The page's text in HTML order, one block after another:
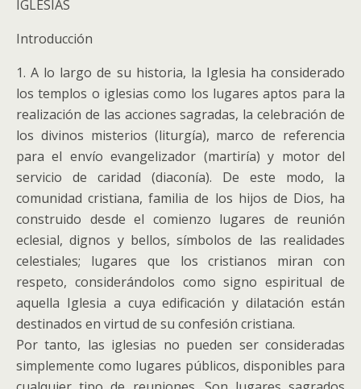
IGLESIAS
Introducción
1. A lo largo de su historia, la Iglesia ha considerado
los templos o iglesias como los lugares aptos para la
realización de las acciones sagradas, la celebración de
los divinos misterios (liturgía), marco de referencia
para el envío evangelizador (martiría) y motor del
servicio de caridad (diaconía). De este modo, la
comunidad cristiana, familia de los hijos de Dios, ha
construido desde el comienzo lugares de reunión
eclesial, dignos y bellos, símbolos de las realidades
celestiales; lugares que los cristianos miran con
respeto, considerándolos como signo espiritual de
aquella Iglesia a cuya edificación y dilatación están
destinados en virtud de su confesión cristiana.
Por tanto, las iglesias no pueden ser consideradas
simplemente como lugares públicos, disponibles para